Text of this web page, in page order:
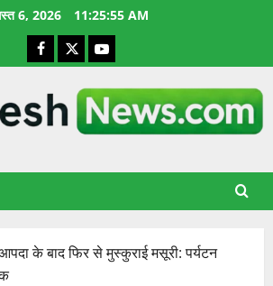
6, 2026 11:25:56 AM
Facebook
X YouTube
के बाद फिर से मुस्कुराई मसूरी: पर्यटन